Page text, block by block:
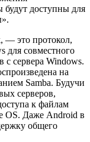
доступны для
— это протокол,
для совместного
с сервера Windows.
на
Samba. Будучи
серверов,
к файлам
OS. Даже Android в
общего